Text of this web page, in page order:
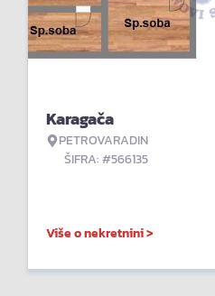
Karagača
PETROVARADIN
ŠIFRA: #566135
Više o nekretnini >